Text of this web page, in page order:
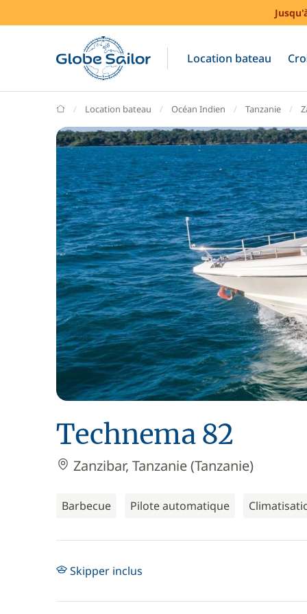
Location bateau
GlobeSailor
Location bateau Océan Indien Tanzanie
Technema 82
Zanzibar, Tanzanie (Tanzanie)
Barbecue Pilote automatique
Skipper inclus